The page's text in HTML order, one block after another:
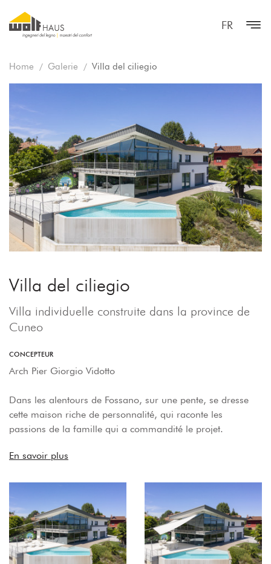
FR
Home Galerie Villa del ciliegio
Villa del ciliegio
Villa individuelle construite dans la province de
Cuneo
CONCEPTEUR
Arch Pier Giorgio Vidotto
Dans les alentours de Fossano, sur une pente, se dresse
cette maison riche de personnalité, qui raconte les
passions de la famille qui a commandité le projet.
En savoir plus